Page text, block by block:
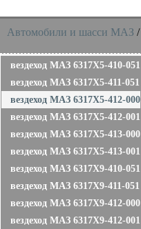
Автомобили и шасси MAЗ /
вездеход МАЗ 6317X5-410-051
вездеход МАЗ 6317X5-411-051
вездеход МАЗ 6317X5-412-000
вездеход МАЗ 6317X5-412-001
вездеход МАЗ 6317X5-413-000
вездеход МАЗ 6317X5-413-001
вездеход МАЗ 6317X9-410-051
вездеход МАЗ 6317X9-411-051
вездеход МАЗ 6317X9-412-000
вездеход МАЗ 6317X9-412-001